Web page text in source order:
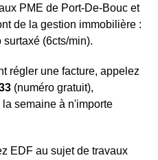
PME de Port-De-Bouc et
de la gestion immobilière :
surtaxé (6cts/min).
régler une facture, appelez
(numéro gratuit),
semaine à n'importe
EDF au sujet de travaux